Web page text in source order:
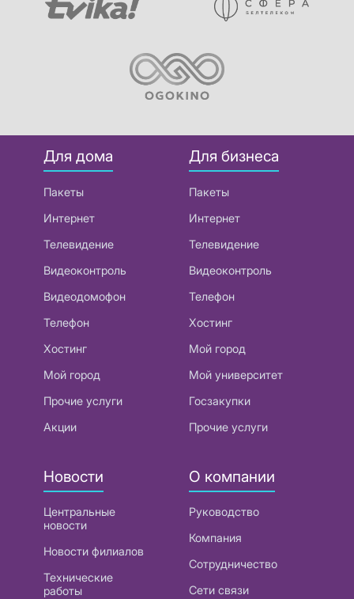
Для дома
Пакеты
Интернет
Телевидение
Видеоконтроль
Видеодомофон
Телефон
Хостинг
Мой город
Прочие услуги
Акции
Для бизнеса
Пакеты
Интернет
Телевидение
Видеоконтроль
Телефон
Хостинг
Мой город
Мой университет
Госзакупки
Прочие услуги
Новости
Центральные
новости
Новости филиалов
Технические
работы
О компании
Руководство
Компания
Сотрудничество
Сети связи